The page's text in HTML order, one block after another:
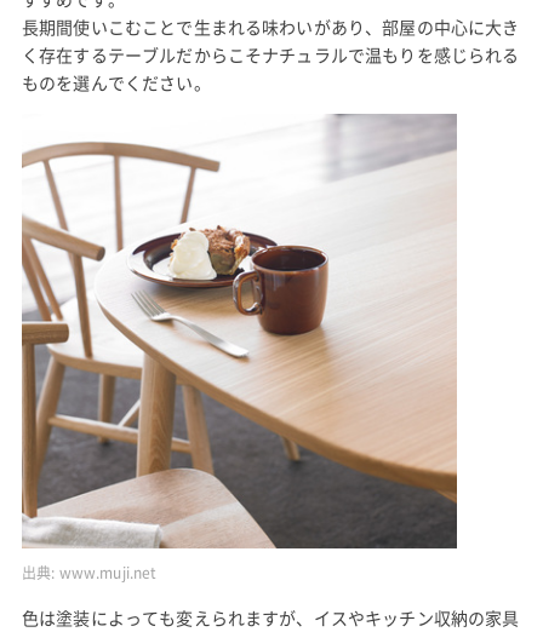
長期間使いこむことで生まれる味わいがあり、部屋の中心に大き
く存在するテーブルだからこそナチュラルで温もりを感じられる
ものを選んでください。
出典: www.muji.net
色は塗装によっても変えられますが、イスやキッチン収納の家具